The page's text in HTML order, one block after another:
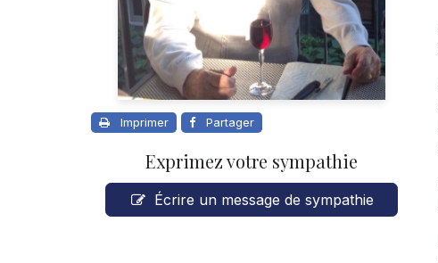
Imprimer Partager
Exprimez votre sympathie
Écrire un message de sympathie